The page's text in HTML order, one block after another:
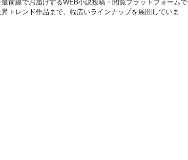
前線でお届けするWEB小説投稿・閲覧プラットフォームで
トレンド作品まで、幅広いラインナップを展開していま